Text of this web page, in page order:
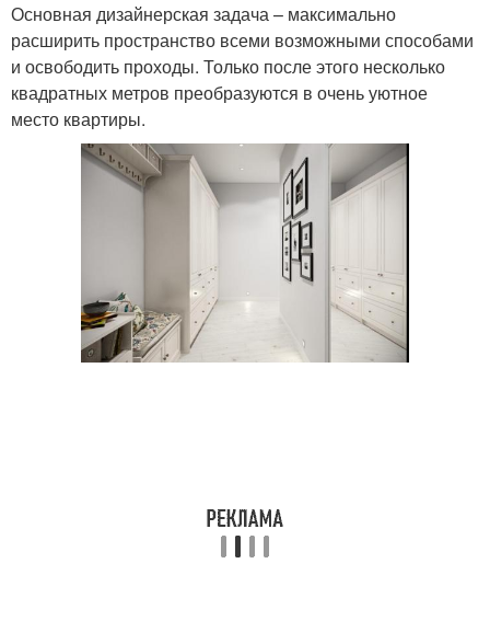
Основная дизайнерская задача – максимально
расширить пространство всеми возможными способами
и освободить проходы. Только после этого несколько
квадратных метров преобразуются в очень уютное
место квартиры.